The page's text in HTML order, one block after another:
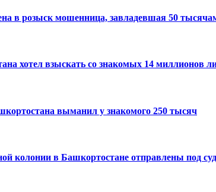
в розыск мошенница, завладевшая 50
хотел взыскать со знакомых 14 миллионов
выманил у знакомого 250 тысяч
колонии в Башкортостане отправлены под суд